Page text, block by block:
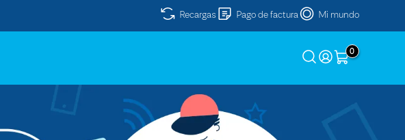
Recargas Pago de factura Mi mundo
0